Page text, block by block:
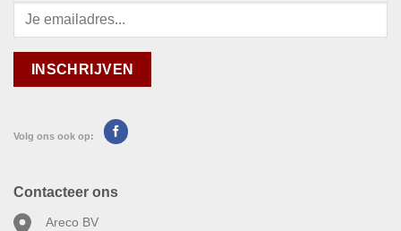
Volg ons ook op:
Contacteer ons
Areco BV